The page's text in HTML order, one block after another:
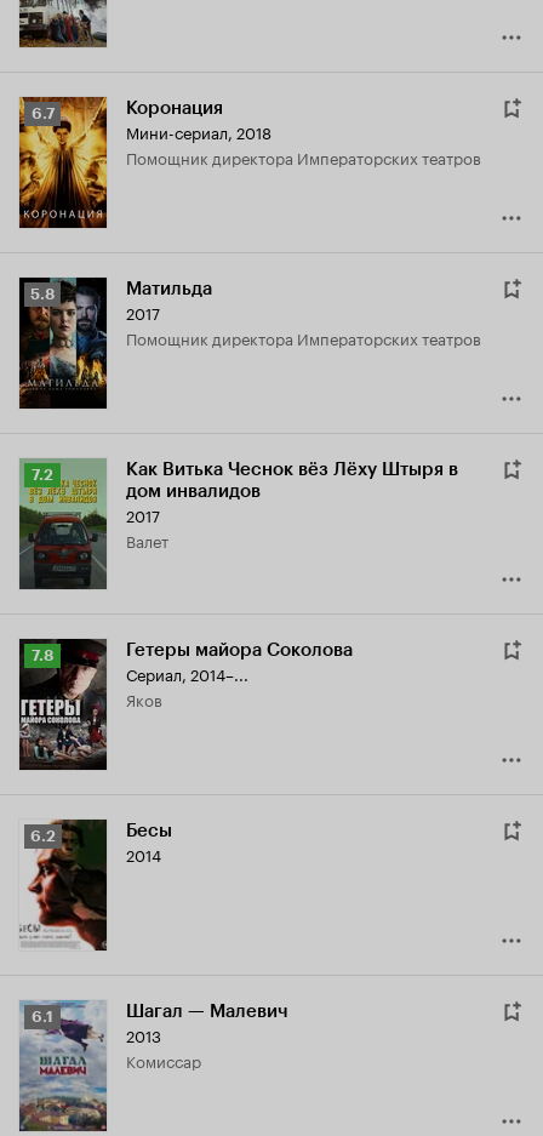
Рейтинг
Кинопоиска
6.7
6.7 Коронация
Мини-сериал, 2018
помощник директора Императорских театров
Рейтинг
Кинопоиска
5.8
5.8 Матильда
2017
помощник директора Императорских театров
Рейтинг
Кинопоиска
7.2
7.2
Как Витька Чеснок вёз Лёху Штыря в
дом инвалидов
2017
Валет
Рейтинг
Кинопоиска
7.8
7.8 Гетеры майора Соколова
Сериал, 2014–...
Яков
Рейтинг
Кинопоиска
6.2
6.2 Бесы
2014
Рейтинг
Кинопоиска
6.1
6.1 Шагал — Малевич
2013
комиссар